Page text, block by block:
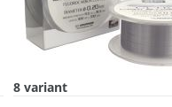
8 variant